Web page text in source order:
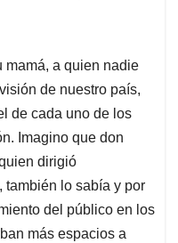
mamá, a quien nadie
de nuestro país,
de cada uno de los
Imagino que don
dirigió
también lo sabía y por
del público en los
más espacios a